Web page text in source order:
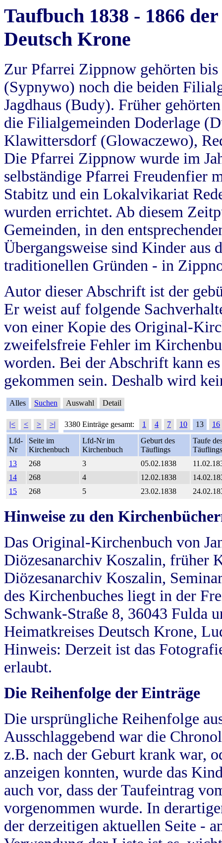
Taufbuch 1838 - 1866
Deutsch Krone
Zur Pfarrei Zippnow gehörten
(Sypnywo) noch die beiden
Jagdhaus (Budy). Früher
die Filialgemeinden Doderlage
Klawittersdorf (Glowaczewo),
Die Pfarrei Zippnow wurde im
selbständige Pfarrei Freudenfier
Stabitz und ein Lokalvikariat
wurden errichtet. Ab diesem
Gemeinden, in den
Übergangsweise sind Kinder aus
traditionellen Gründen - in
Autor dieser Abschrift ist der
Er weist auf folgende
von einer Kopie des Original-
zweifelsfreie Fehler im
worden. Bei der Abschrift kann
gekommen sein. Deshalb wird
Alles Suchen Auswahl Detail
|< < > >| 3380 Einträge gesamt: 1 4 7 10 13
16
Lfd-
Nr
Seite im
Kirchenbuch
Lfd-Nr im
Kirchenbuch
Geburt des
Täuflings
Taufe
Täuflings
13
268 3 05.02.1838
14
268 4 12.02.1838
15
268 5 23.02.1838
Hinweise zu den
Das Original-Kirchenbuch von
Diözesanarchiv Koszalin, früher
Diözesanarchiv Koszalin,
des Kirchenbuches liegt in der
Schwank-Straße 8, 36043 Fulda
Heimatkreises Deutsch Krone,
Hinweis: Derzeit ist das
erlaubt.
Die Reihenfolge der Einträge
Die ursprüngliche Reihenfolge
Ausschlaggebend war die
z.B. nach der Geburt krank war,
anzeigen konnten, wurde das
auch vor, dass der Taufeintrag
vorgenommen wurde. In
der derzeitigen aktuellen Seite -